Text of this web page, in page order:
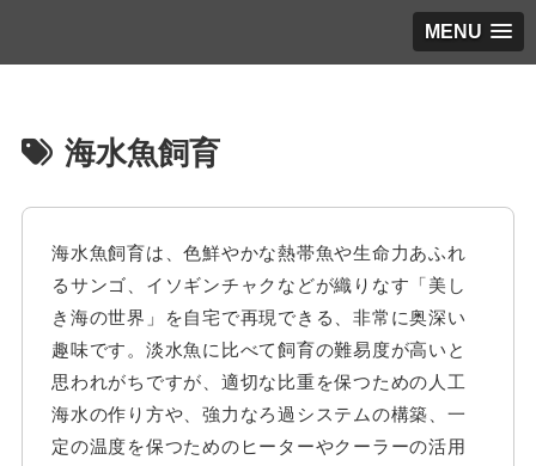
MENU
海水魚飼育
海水魚飼育は、色鮮やかな熱帯魚や生命力あふれ
るサンゴ、イソギンチャクなどが織りなす「美し
き海の世界」を自宅で再現できる、非常に奥深い
趣味です。淡水魚に比べて飼育の難易度が高いと
思われがちですが、適切な比重を保つための人工
海水の作り方や、強力なろ過システムの構築、一
定の温度を保つためのヒーターやクーラーの活用